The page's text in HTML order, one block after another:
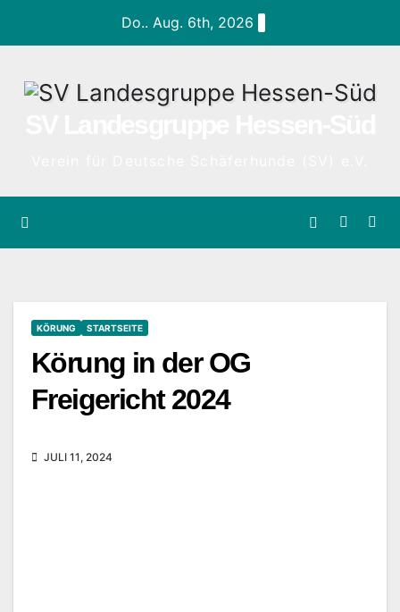
Do.. Aug. 6th, 2026
KÖRUNG STARTSEITE
Körung in der OG
Freigericht 2024
JULI 11, 2024